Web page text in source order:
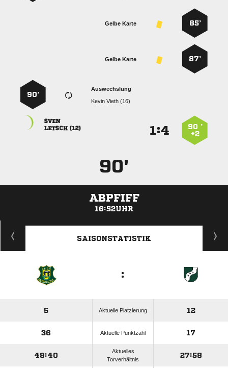
85’
Gelbe Karte
87’
Gelbe Karte
Auswechslung
  
90’
90 ’
+2
:

 
90'
ABPFIFF
16:52UHR
ANZEIGE
SAISONSTATISTIK
:
5 Aktuelle Platzierung 12
36 Aktuelle Punktzahl 17
48:40
Aktuelles
Torverhältnis
27:58